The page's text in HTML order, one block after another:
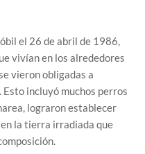
el 26 de abril de 1986,
vivían en los alrededores
vieron obligadas a
incluyó muchos perros
lograron establecer
la tierra irradiada que